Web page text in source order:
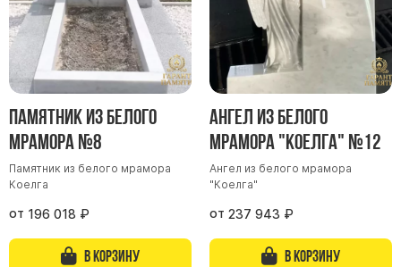
Скульптуры, барельефы и бюсты из бронзы
Колумбарий
Недорогие памятники
Памятники с фотокерамикой
Памятники животным
Памятники младенцу
Памятники двойные
Памятник из белого
мрамора №8
Памятник из белого мрамора
Коелга
от 196 018 ₽
В корзину
Ангел из белого
мрамора "Коелга" №12
Ангел из белого мрамора
"Коелга"
от 237 943 ₽
В корзину